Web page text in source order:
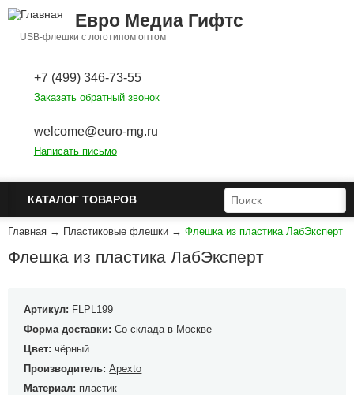
Перейти к основному содержанию
Евро Медиа Гифтс
USB-флешки с логотипом оптом
+7 (499) 346-73-55
Заказать обратный звонок
welcome@euro-mg.ru
Написать письмо
КАТАЛОГ ТОВАРОВ ФОРМА ПОИСКА
ПОИСК
Главная → Пластиковые флешки → Флешка из пластика ЛабЭксперт
Флешка из пластика ЛабЭксперт
Артикул: FLPL199
Форма доставки:Со склада в Москве
Цвет:чёрный
Производитель:Apexto
Материал: пластик